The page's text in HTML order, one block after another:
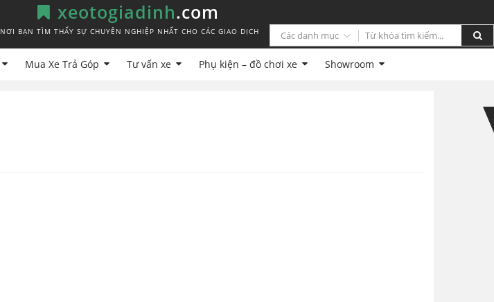
xeotogiadinh.com
NƠI BẠN TÌM THẤY SỰ CHUYÊN NGHIỆP NHẤT CHO CÁC GIAO DỊCH
Mua Xe Trả Góp Tư vấn xe Phụ kiện – đồ chơi xe Showroom